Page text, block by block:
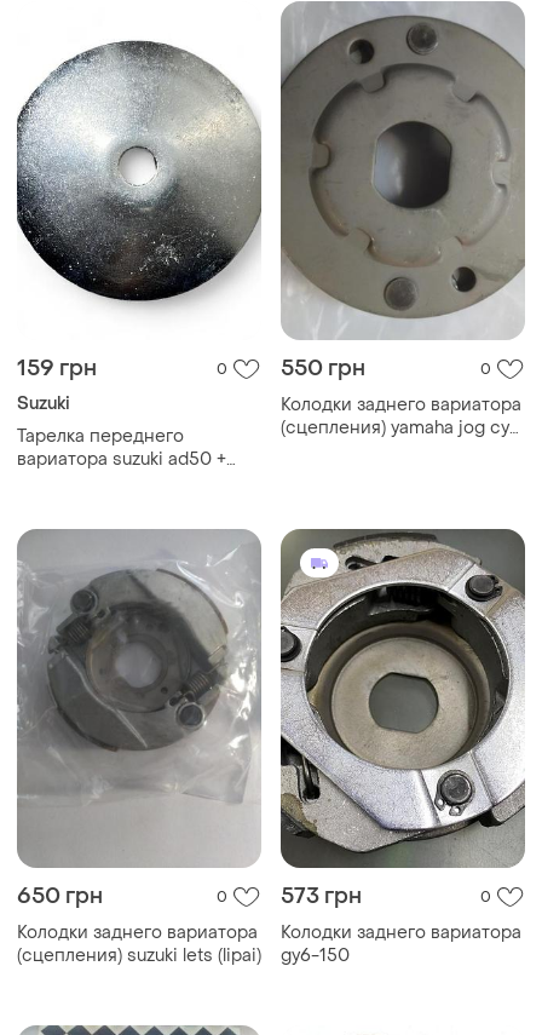
159 грн 0
Suzuki
Тарелка переднего
вариатора suzuki ad50 +
550 грн 0
Колодки заднего вариатора
(сцепления) yamaha jog cy-
650 грн 0
Колодки заднего вариатора
(сцепления) suzuki lets (lipai)
573 грн 0
Колодки заднего вариатора
gy6-150